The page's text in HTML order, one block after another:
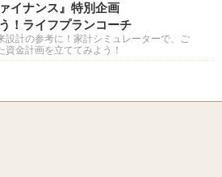
イナンス』特別企画
！ライフプランコーチ
設計の参考に！家計シミュレーターで、ご
資金計画を立ててみよう！